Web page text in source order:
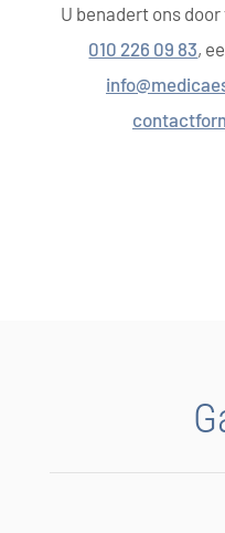
U benadert ons
010 226 09 83,